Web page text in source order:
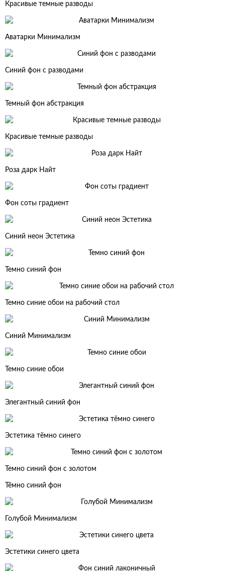
Красивые темные разводы
Аватарки Минимализм
Синий фон с разводами
Темный фон абстракция
Красивые темные разводы
Роза дарк Найт
Фон соты градиент
Синий неон Эстетика
Темно синий фон
Темно синие обои на рабочий стол
Синий Минимализм
Темно синие обои
Элегантный синий фон
Эстетика тёмно синего
Темно синий фон с золотом
Тёмно синий фон
Голубой Минимализм
Эстетики синего цвета